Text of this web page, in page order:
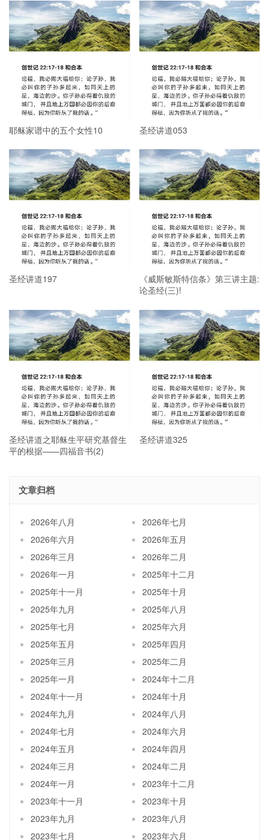
耶稣家谱中的五个女性10 圣经讲道053
圣经讲道197
《威斯敏斯特信条》第三讲主题:
论圣经(三)!
圣经讲道之耶稣生平研究基督生
平的根据——四福音书(2)
圣经讲道325
文章归档
2026年八月
2026年七月
2026年六月
2026年五月
2026年三月
2026年二月
2026年一月
2025年十二月
2025年十一月
2025年十月
2025年九月
2025年八月
2025年七月
2025年六月
2025年五月
2025年四月
2025年三月
2025年二月
2025年一月
2024年十二月
2024年十一月
2024年十月
2024年九月
2024年八月
2024年七月
2024年六月
2024年五月
2024年四月
2024年三月
2024年二月
2024年一月
2023年十二月
2023年十一月
2023年十月
2023年九月
2023年八月
2023年七月
2023年六月